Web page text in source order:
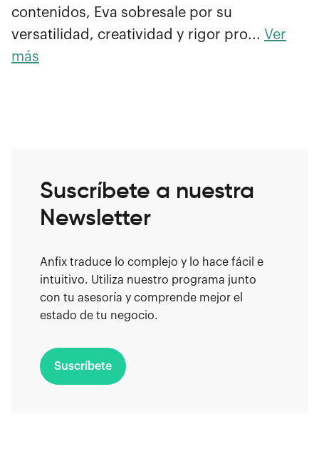
contenidos, Eva sobresale por su
versatilidad, creatividad y rigor pro... Ver
más
Suscríbete a nuestra
Newsletter
Anfix traduce lo complejo y lo hace fácil e
intuitivo. Utiliza nuestro programa junto
con tu asesoría y comprende mejor el
estado de tu negocio.
Suscríbete